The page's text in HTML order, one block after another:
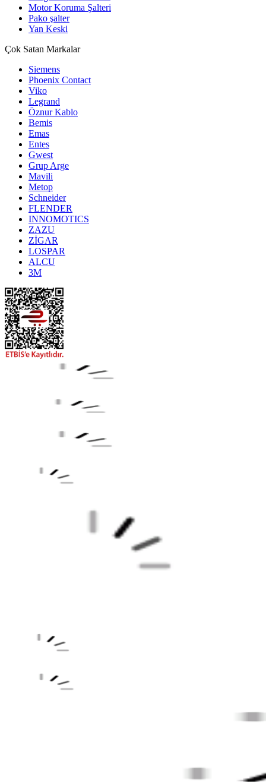
Motor Koruma Şalteri
Pako şalter
Yan Keski
Çok Satan Markalar
Siemens
Phoenix Contact
Viko
Legrand
Öznur Kablo
Bemis
Emas
Entes
Gwest
Grup Arge
Mavili
Metop
Schneider
FLENDER
INNOMOTICS
ZAZU
ZİGAR
LOSPAR
ALCU
3M